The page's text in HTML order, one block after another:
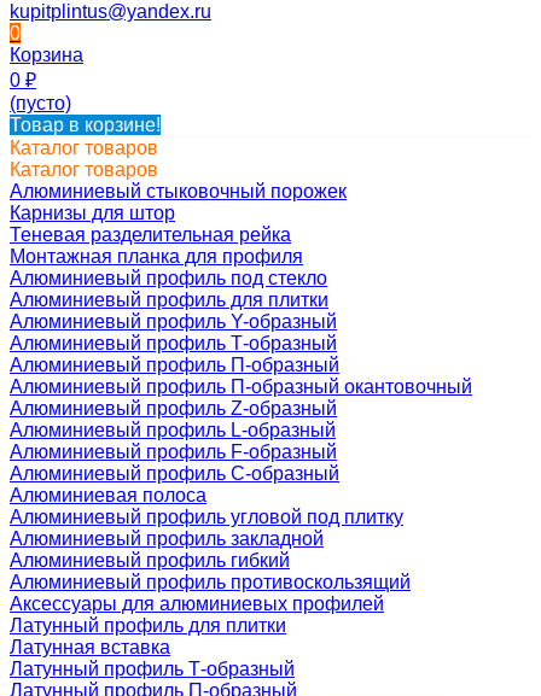
kupitplintus@yandex.ru
0
Корзина
0 ₽
(пусто)
Товар в корзине!
Каталог товаров
Каталог товаров
Алюминиевый стыковочный порожек
Карнизы для штор
Теневая разделительная рейка
Монтажная планка для профиля
Алюминиевый профиль под стекло
Алюминиевый профиль для плитки
Алюминиевый профиль Y-образный
Алюминиевый профиль Т-образный
Алюминиевый профиль П-образный
Алюминиевый профиль П-образный окантовочный
Алюминиевый профиль Z-образный
Алюминиевый профиль L-образный
Алюминиевый профиль F-образный
Алюминиевый профиль C-образный
Алюминиевая полоса
Алюминиевый профиль угловой под плитку
Алюминиевый профиль закладной
Алюминиевый профиль гибкий
Алюминиевый профиль противоскользящий
Аксессуары для алюминиевых профилей
Латунный профиль для плитки
Латунная вставка
Латунный профиль Т-образный
Латунный профиль П-образный